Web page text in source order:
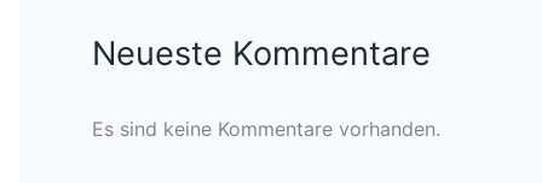
Neueste Kommentare
Es sind keine Kommentare vorhanden.